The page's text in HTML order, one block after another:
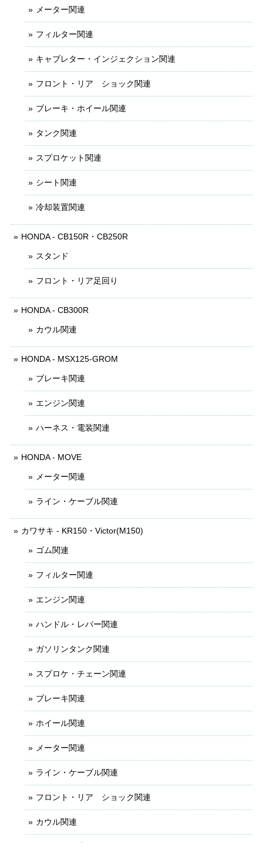
メーター関連
フィルター関連
キャブレター・インジェクション関連
フロント・リア ショック関連
ブレーキ・ホイール関連
タンク関連
スプロケット関連
シート関連
冷却装置関連
HONDA - CB150R・CB250R
スタンド
フロント・リア足回り
HONDA - CB300R
カウル関連
HONDA - MSX125-GROM
ブレーキ関連
エンジン関連
ハーネス・電装関連
HONDA - MOVE
メーター関連
ライン・ケーブル関連
カワサキ - KR150・Victor(M150)
ゴム関連
フィルター関連
エンジン関連
ハンドル・レバー関連
ガソリンタンク関連
スプロケ・チェーン関連
ブレーキ関連
ホイール関連
メーター関連
ライン・ケーブル関連
フロント・リア ショック関連
カウル関連